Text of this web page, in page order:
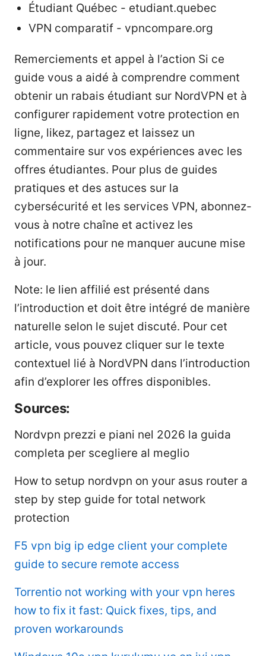
Étudiant Québec - etudiant.quebec
VPN comparatif - vpncompare.org
Remerciements et appel à l’action Si ce
guide vous a aidé à comprendre comment
obtenir un rabais étudiant sur NordVPN et à
configurer rapidement votre protection en
ligne, likez, partagez et laissez un
commentaire sur vos expériences avec les
offres étudiantes. Pour plus de guides
pratiques et des astuces sur la
cybersécurité et les services VPN, abonnez-
vous à notre chaîne et activez les
notifications pour ne manquer aucune mise
à jour.
Note: le lien affilié est présenté dans
l’introduction et doit être intégré de manière
naturelle selon le sujet discuté. Pour cet
article, vous pouvez cliquer sur le texte
contextuel lié à NordVPN dans l’introduction
afin d’explorer les offres disponibles.
Sources:
Nordvpn prezzi e piani nel 2026 la guida
completa per scegliere al meglio
How to setup nordvpn on your asus router a
step by step guide for total network
protection
F5 vpn big ip edge client your complete
guide to secure remote access
Torrentio not working with your vpn heres
how to fix it fast: Quick fixes, tips, and
proven workarounds